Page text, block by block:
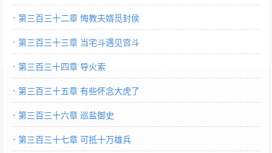
第三百三十二章 悔教夫婿觅封侯
第三百三十三章 当宅斗遇见宫斗
第三百三十四章 导火索
第三百三十五章 有些怀念大虎了
第三百三十六章 巡盐御史
第三百三十七章 可抵十万雄兵